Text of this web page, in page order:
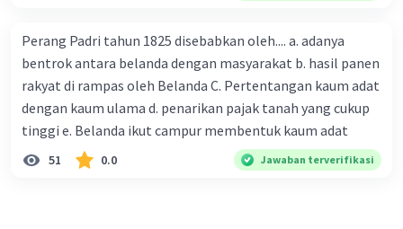
Perang Padri tahun 1825 disebabkan oleh.... a. adanya
bentrok antara belanda dengan masyarakat b. hasil panen
rakyat di rampas oleh Belanda C. Pertentangan kaum adat
dengan kaum ulama d. penarikan pajak tanah yang cukup
tinggi e. Belanda ikut campur membentuk kaum adat
51 0.0 Jawaban terverifikasi